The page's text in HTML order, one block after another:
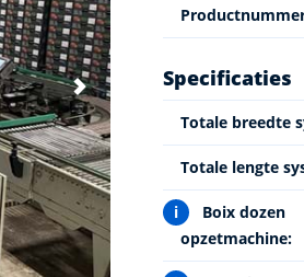
Specificaties
Totale breedte
Totale lengte
i
Boix dozen
opzetmachine: